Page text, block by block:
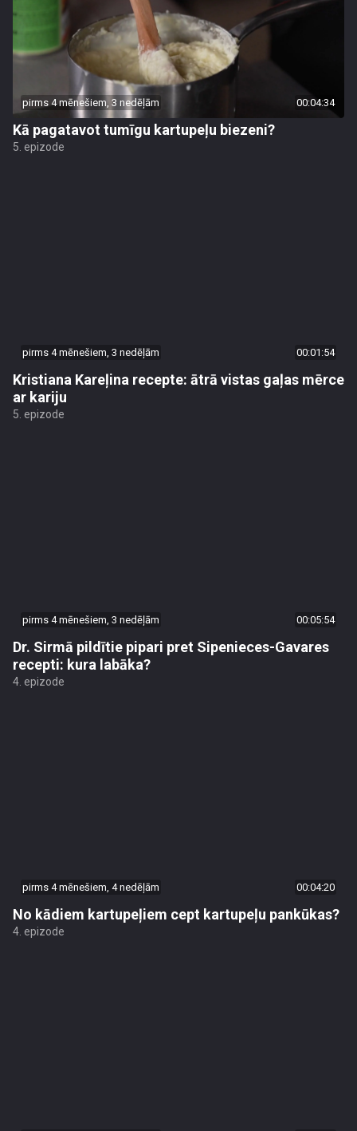
pirms 4 mēnešiem, 3 nedēļām 00:04:34
Kā pagatavot tumīgu kartupeļu biezeni?
5. epizode
pirms 4 mēnešiem, 3 nedēļām 00:01:54
Kristiana Kareļina recepte: ātrā vistas gaļas mērce
ar kariju
5. epizode
pirms 4 mēnešiem, 3 nedēļām 00:05:54
Dr. Sirmā pildītie pipari pret Sipenieces-Gavares
pirms 4 mēnešiem, 4 nedēļām 00:04:20